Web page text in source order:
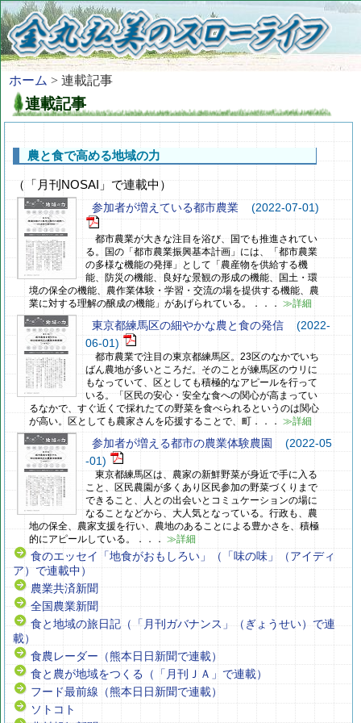
ホーム > 連載記事
連載記事
食のエッセイ「地食がおもしろい」（「味の味」（アイディ
ア）で連載中）
農業共済新聞
全国農業新聞
食と地域の旅日記（「月刊ガバナンス」（ぎょうせい）で連
載）
食農レーダー（熊本日日新聞で連載）
食と農が地域をつくる（「月刊ＪＡ」で連載）
フード最前線（熊本日日新聞で連載）
ソトコト
農と食で高める地域の力
（「月刊NOSAI」で連載中）
参加者が増えている都市農業 (2022-07-01)
都市農業が大きな注目を浴び、国でも推進されてい
る。国の「都市農業振興基本計画」には、「都市農業
の多様な機能の発揮」として「農産物を供給する機
能、防災の機能、良好な景観の形成の機能、国土・環
境の保全の機能、農作業体験・学習・交流の場を提供する機能、農
業に対する理解の醸成の機能」があげられている。．．． ≫詳細
東京都練馬区の細やかな農と食の発信 (2022-
06-01)
都市農業で注目の東京都練馬区。23区のなかでいち
ばん農地が多いところだ。そのことが練馬区のウリに
もなっていて、区としても積極的なアピールを行って
いる。「区民の安心・安全な食への関心が高まってい
るなかで、すぐ近くで採れたての野菜を食べられるというのは関心
が高い。区としても農家さんを応援することで、町．．． ≫詳細
参加者が増える都市の農業体験農園 (2022-05
-01)
東京都練馬区は、農家の新鮮野菜が身近で手に入る
こと、区民農園が多くあり区民参加の野菜づくりまで
できること、人との出会いとコミュケーションの場に
なることなどから、大人気となっている。行政も、農
地の保全、農家支援を行い、農地のあることによる豊かさを、積極
的にアピールしている。．．． ≫詳細